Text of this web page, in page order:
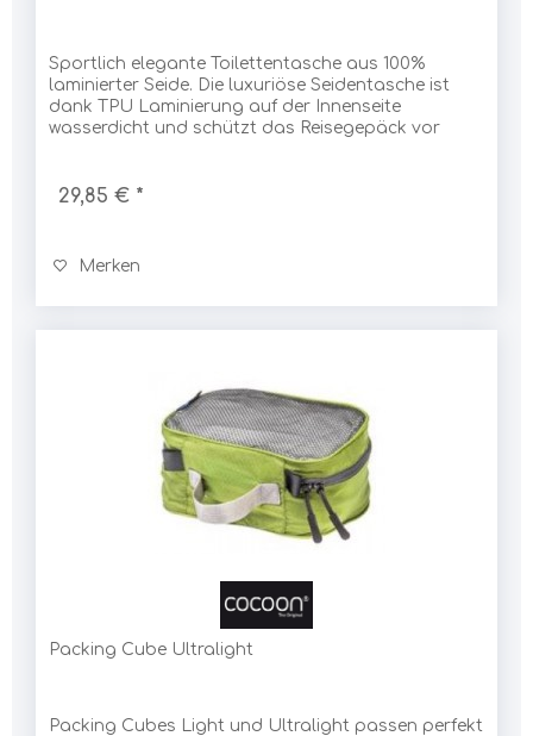
Sportlich elegante Toilettentasche aus 100%
laminierter Seide. Die luxuriöse Seidentasche ist
dank TPU Laminierung auf der Innenseite
wasserdicht und schützt das Reisegepäck vor
29,85 € *
Merken
Packing Cube Ultralight
Packing Cubes Light und Ultralight passen perfekt